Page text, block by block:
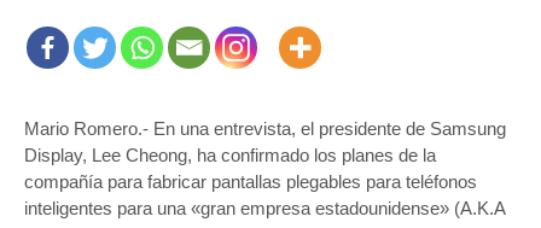
Mario Romero.- En una entrevista, el presidente de Samsung
Display, Lee Cheong, ha confirmado los planes de la
compañía para fabricar pantallas plegables para teléfonos
inteligentes para una «gran empresa estadounidense» (A.K.A